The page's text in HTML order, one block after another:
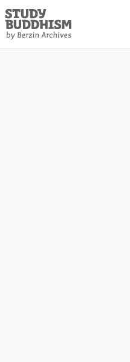
Study
Buddhism
Home